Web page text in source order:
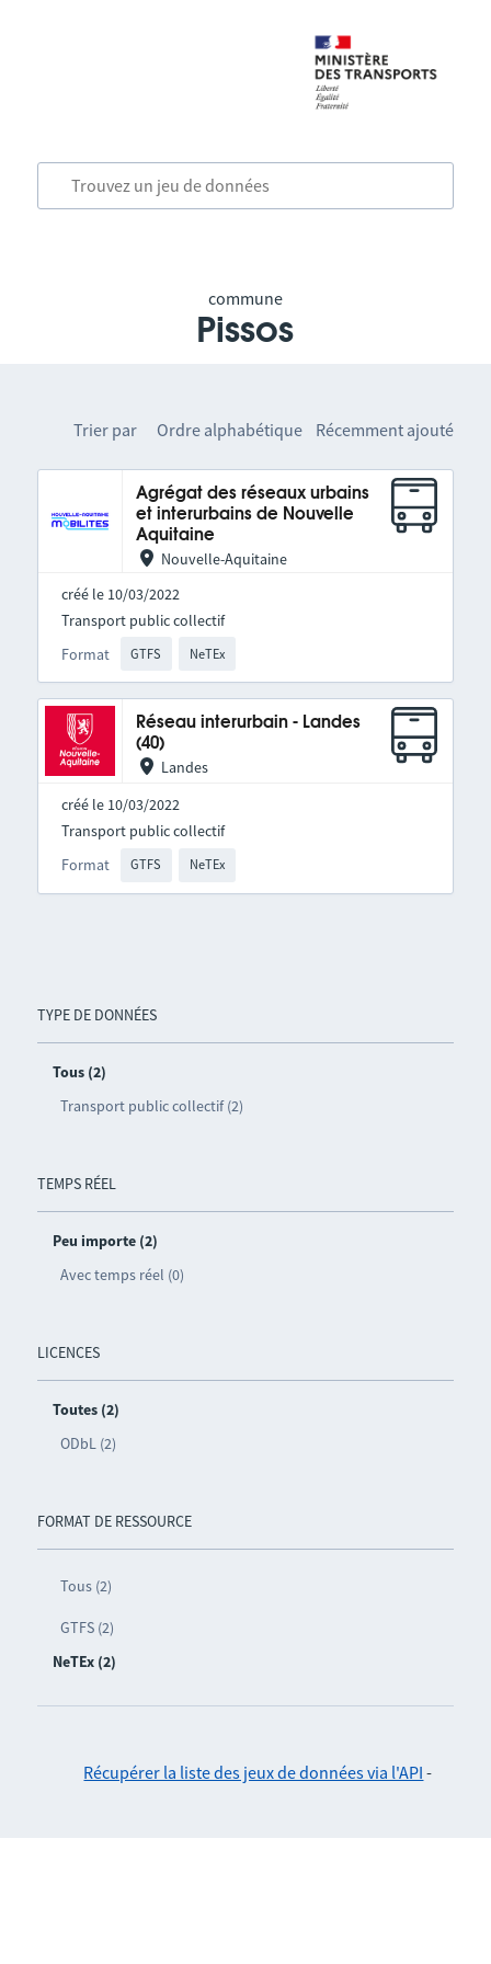
commune
Pissos
TYPE DE DONNÉES
Tous (2)
Transport public collectif (2)
TEMPS RÉEL
Peu importe (2)
Avec temps réel (0)
LICENCES
Toutes (2)
ODbL (2)
FORMAT DE RESSOURCE
Tous (2)
GTFS (2)
NeTEx (2)
Trier par Ordre alphabétique Récemment ajouté
Agrégat des réseaux urbains
et interurbains de Nouvelle
Aquitaine
Nouvelle-Aquitaine
créé le 10/03/2022
Format GTFS NeTEx
Transport public collectif
Réseau interurbain - Landes
(40)
Landes
créé le 10/03/2022
Format GTFS NeTEx
Transport public collectif
Récupérer la liste des jeux de données via l'API -